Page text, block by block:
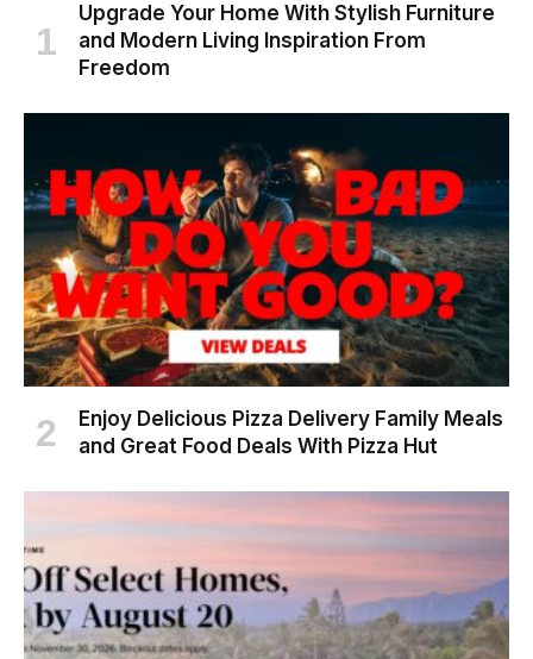
Upgrade Your Home With Stylish Furniture
and Modern Living Inspiration From
Freedom
Enjoy Delicious Pizza Delivery Family Meals
and Great Food Deals With Pizza Hut